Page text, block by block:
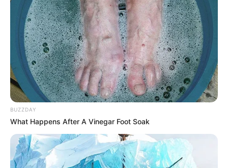
4. Ponto alto (Pa)
O ponto alto tem uma trama mais aberta, ao
contrário do ponto baixo. Ele é indicado para a
produção de peças mais moles e macias.
Aprenda como fazê-lo no vídeo abaixo:
BUZZDAY
What Happens After A Vinegar Foot Soak